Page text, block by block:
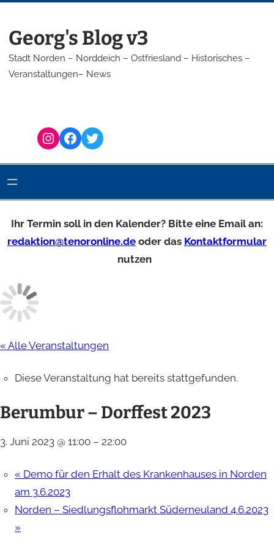
Georg's Blog v3
Stadt Norden – Norddeich – Ostfriesland – Historisches –
Veranstaltungen– News
Instagram Facebook Twitter
Ihr Termin soll in den Kalender? Bitte eine Email an:
redaktion@tenoronline.de oder das Kontaktformular
nutzen
« Alle Veranstaltungen
Diese Veranstaltung hat bereits stattgefunden.
Berumbur – Dorffest 2023
3. Juni 2023 @ 11:00 – 22:00
« Demo für den Erhalt des Krankenhauses in Norden
am 3.6.2023
Norden – Siedlungsflohmarkt Süderneuland 4.6.2023
»